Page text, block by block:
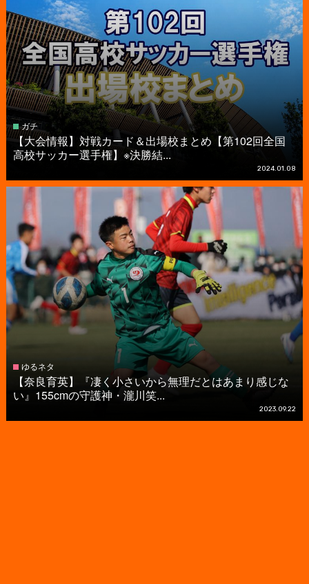
ガチ
【大会情報】対戦カード＆出場校まとめ【第102回全国
高校サッカー選手権】※決勝結...
2024.01.08
ゆるネタ
【奈良育英】『凄く小さいから無理だとはあまり感じな
い』155cmの守護神・瀧川笑...
2023.09.22